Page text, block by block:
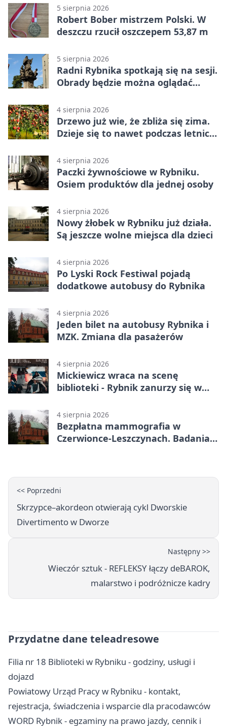
5 sierpnia 2026
Robert Bober mistrzem Polski. W
deszczu rzucił oszczepem 53,87 m
5 sierpnia 2026
Radni Rybnika spotkają się na sesji.
Obrady będzie można oglądać
4 sierpnia 2026
Drzewo już wie, że zbliża się zima.
Dzieje się to nawet podczas letnich
4 sierpnia 2026
Paczki żywnościowe w Rybniku.
Osiem produktów dla jednej osoby
4 sierpnia 2026
Nowy żłobek w Rybniku już działa.
Są jeszcze wolne miejsca dla dzieci
4 sierpnia 2026
Po Lyski Rock Festiwal pojadą
dodatkowe autobusy do Rybnika
4 sierpnia 2026
Jeden bilet na autobusy Rybnika i
MZK. Zmiana dla pasażerów
4 sierpnia 2026
Mickiewicz wraca na scenę
biblioteki - Rybnik zanurzy się w
4 sierpnia 2026
Bezpłatna mammografia w
Czerwionce-Leszczynach. Badania
<< Poprzedni
Skrzypce–akordeon otwierają cykl Dworskie
Divertimento w Dworze
Następny >>
Wieczór sztuk - REFLEKSY łączy deBAROK,
malarstwo i podróżnicze kadry
Przydatne dane teleadresowe
Filia nr 18 Biblioteki w Rybniku - godziny, usługi i
dojazd
Powiatowy Urząd Pracy w Rybniku - kontakt,
rejestracja, świadczenia i wsparcie dla pracodawców
WORD Rybnik - egzaminy na prawo jazdy, cennik i